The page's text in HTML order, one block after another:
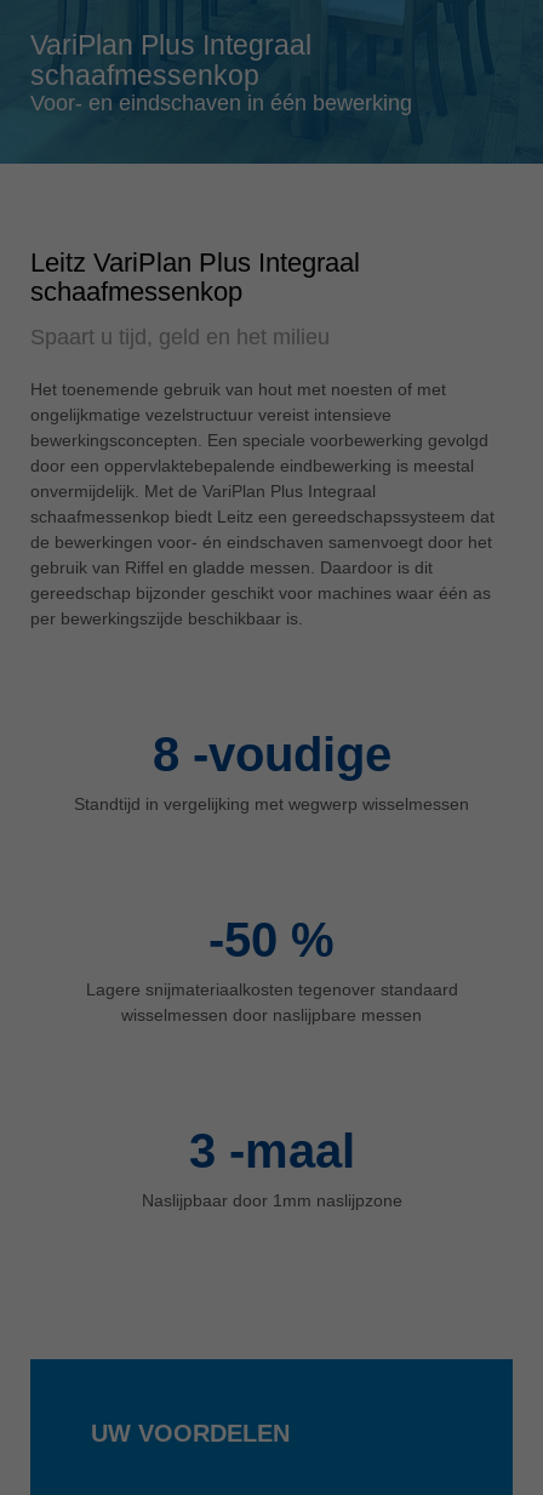
english
Slovenija
slovenski
Türkiye
english
Việt Nam
tiếng việt
中国
中文
ประเทศไทย
ไทย
VariPlan Plus Integraal
schaafmessenkop
Voor- en eindschaven in één bewerking
Leitz VariPlan Plus Integraal
schaafmessenkop
Spaart u tijd, geld en het milieu
Het toenemende gebruik van hout met noesten of met
ongelijkmatige vezelstructuur vereist intensieve
bewerkingsconcepten. Een speciale voorbewerking gevolgd
door een oppervlaktebepalende eindbewerking is meestal
onvermijdelijk. Met de VariPlan Plus Integraal
schaafmessenkop biedt Leitz een gereedschapssysteem dat
de bewerkingen voor- én eindschaven samenvoegt door het
gebruik van Riffel en gladde messen. Daardoor is dit
gereedschap bijzonder geschikt voor machines waar één as
per bewerkingszijde beschikbaar is.
8 -voudige
Standtijd in vergelijking met wegwerp wisselmessen
-50 %
Lagere snijmateriaalkosten tegenover standaard
wisselmessen door naslijpbare messen
3 -maal
Naslijpbaar door 1mm naslijpzone
UW VOORDELEN